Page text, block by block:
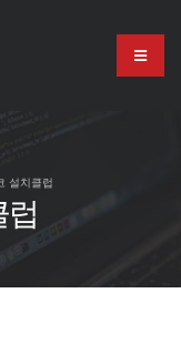
설치클럽